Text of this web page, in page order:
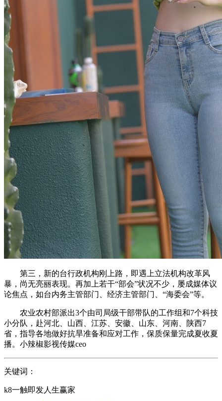
第三，新的台行政机构刚上路，即遇上立法机构改革风
暴，尚无亮丽表现。再加上若干“部会”状况不少，屡成媒体议
论焦点，如台内务主管部门、经济主管部门、“海委会”等。
农业农村部派出3个由司局级干部带队的工作组和7个科技
小分队，赴河北、山西、江苏、安徽、山东、河南、陕西7
省，指导各地做好抗旱准备和应对工作，保质保量完成夏收夏
播。小辣椒影视传媒ceo
关键词：
k8一触即发人生赢家